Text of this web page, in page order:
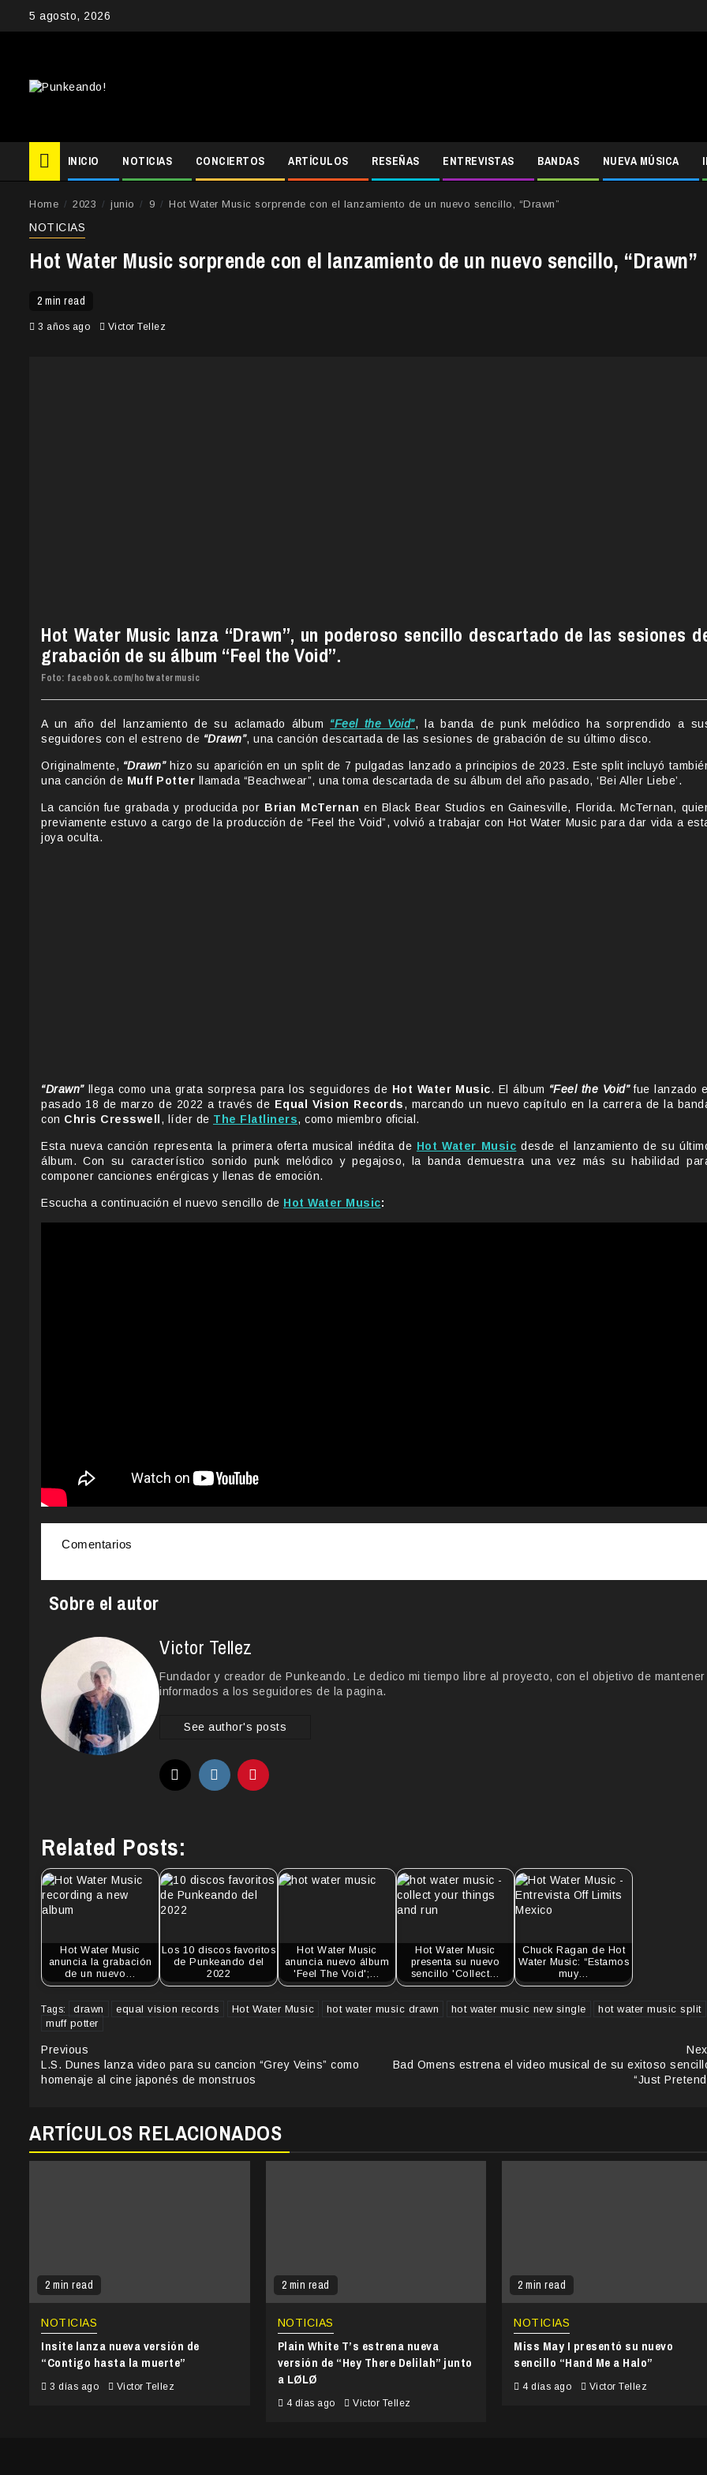
5 agosto, 2026
INICIO NOTICIAS CONCIERTOS ARTÍCULOS RESEÑAS ENTREVISTAS BANDAS NUEVA MÚSICA
Home 2023 junio 9 Hot Water Music sorprende con el lanzamiento de un nuevo sencillo, “Drawn”
NOTICIAS
Hot Water Music sorprende con el lanzamiento de un nuevo sencillo, “Drawn”
2 min read
3 años ago Victor Tellez
Hot Water Music lanza “Drawn”, un poderoso sencillo descartado de las sesiones
grabación de su álbum “Feel the Void”.
Foto: facebook.com/hotwatermusic
A un año del lanzamiento de su aclamado álbum “Feel the Void”, la banda de punk melódico ha sorprendido a
seguidores con el estreno de “Drawn”, una canción descartada de las sesiones de grabación de su último disco.
Originalmente, “Drawn”hizo su aparición en un split de 7 pulgadas lanzado a principios de 2023. Este split incluyó
una canción de Muff Potter llamada “Beachwear”, una toma descartada de su álbum del año pasado, ‘Bei Aller Liebe’.
La canción fue grabada y producida por Brian McTernan en Black Bear Studios en Gainesville, Florida. McTernan,
previamente estuvo a cargo de la producción de “Feel the Void”, volvió a trabajar con Hot Water Music para dar vida a
joya oculta.
“Drawn”llega como una grata sorpresa para los seguidores de Hot Water Music. El álbum “Feel the Void”fue lanzado el
pasado 18 de marzo de 2022 a través de Equal Vision Records, marcando un nuevo capítulo en la carrera de la
con Chris Cresswell , líder de The Flatliners, como miembro oficial.
Esta nueva canción representa la primera oferta musical inédita de Hot Water Music desde el lanzamiento de su
álbum. Con su característico sonido punk melódico y pegajoso, la banda demuestra una vez más su habilidad
componer canciones enérgicas y llenas de emoción.
Escucha a continuación el nuevo sencillo de Hot Water Music:
Comentarios
Sobre el autor
Victor Tellez
Fundador y creador de Punkeando. Le dedico mi tiempo libre al proyecto, con el objetivo de mantener
informados a los seguidores de la pagina.
See author's posts
Related Posts:
Hot Water Music
anuncia la grabación
de un nuevo…
Los 10 discos favoritos
de Punkeando del
2022
Hot Water Music
anuncia nuevo álbum
'Feel The Void';…
Hot Water Music
presenta su nuevo
sencillo 'Collect…
Chuck Ragan de Hot
Water Music: “Estamos
muy…
Tags: drawn equal vision records Hot Water Music hot water music drawn hot water music new single
hot water music split
muff potter
Continue
Reading
Previous
L.S. Dunes lanza video para su cancion “Grey Veins” como
homenaje al cine japonés de monstruos
Bad Omens estrena el video musical de su exitoso
“Just
ARTÍCULOS RELACIONADOS
2 min read
NOTICIAS
Insite lanza nueva versión de
“Contigo hasta la muerte”
3 días ago Victor Tellez
2 min read
NOTICIAS
Plain White T’s estrena nueva
versión de “Hey There Delilah” junto
a LØLØ
4 días ago Victor Tellez
2 min read
NOTICIAS
Miss May I presentó su nuevo
sencillo “Hand Me a Halo”
4 días ago Victor Tellez